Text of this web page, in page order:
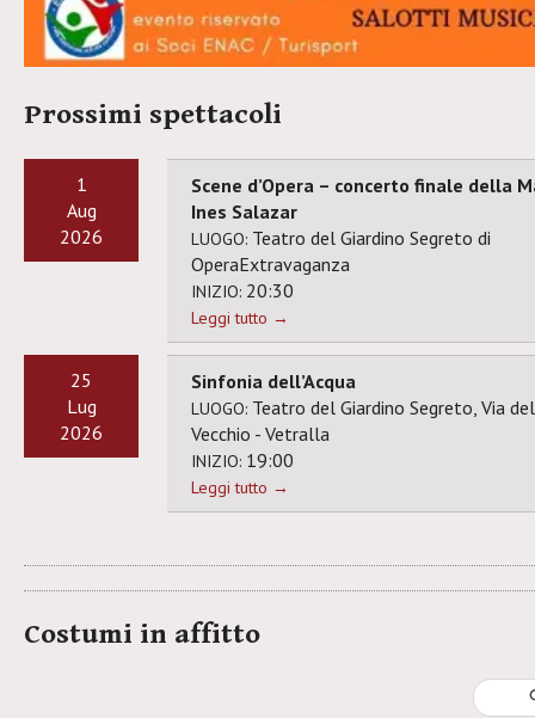
Prossimi spettacoli
1
Aug
2026
Scene d’Opera – concerto finale della
Ines Salazar
LUOGO: Teatro del Giardino Segreto di
OperaExtravaganza
INIZIO: 20:30
Leggi tutto →
25
Lug
2026
Sinfonia dell’Acqua
LUOGO: Teatro del Giardino Segreto, Via
Vecchio - Vetralla
INIZIO: 19:00
Leggi tutto →
Costumi in affitto